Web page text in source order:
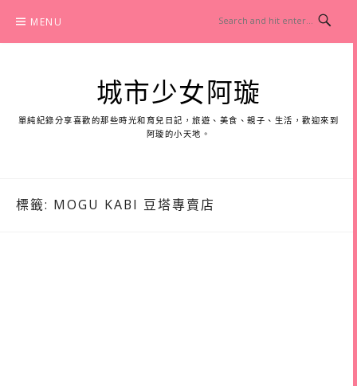
content
MENU
城市少女阿璇
單純紀錄分享喜歡的那些時光和育兒日記，旅遊、美食、親子、生活，歡迎來到
阿璇的小天地。
標籤: MOGU KABI 豆塔專賣店